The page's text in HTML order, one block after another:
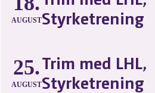
AUGUSTStyrketrening
25.
AUGUST
Trim med LHL,
Styrketrening